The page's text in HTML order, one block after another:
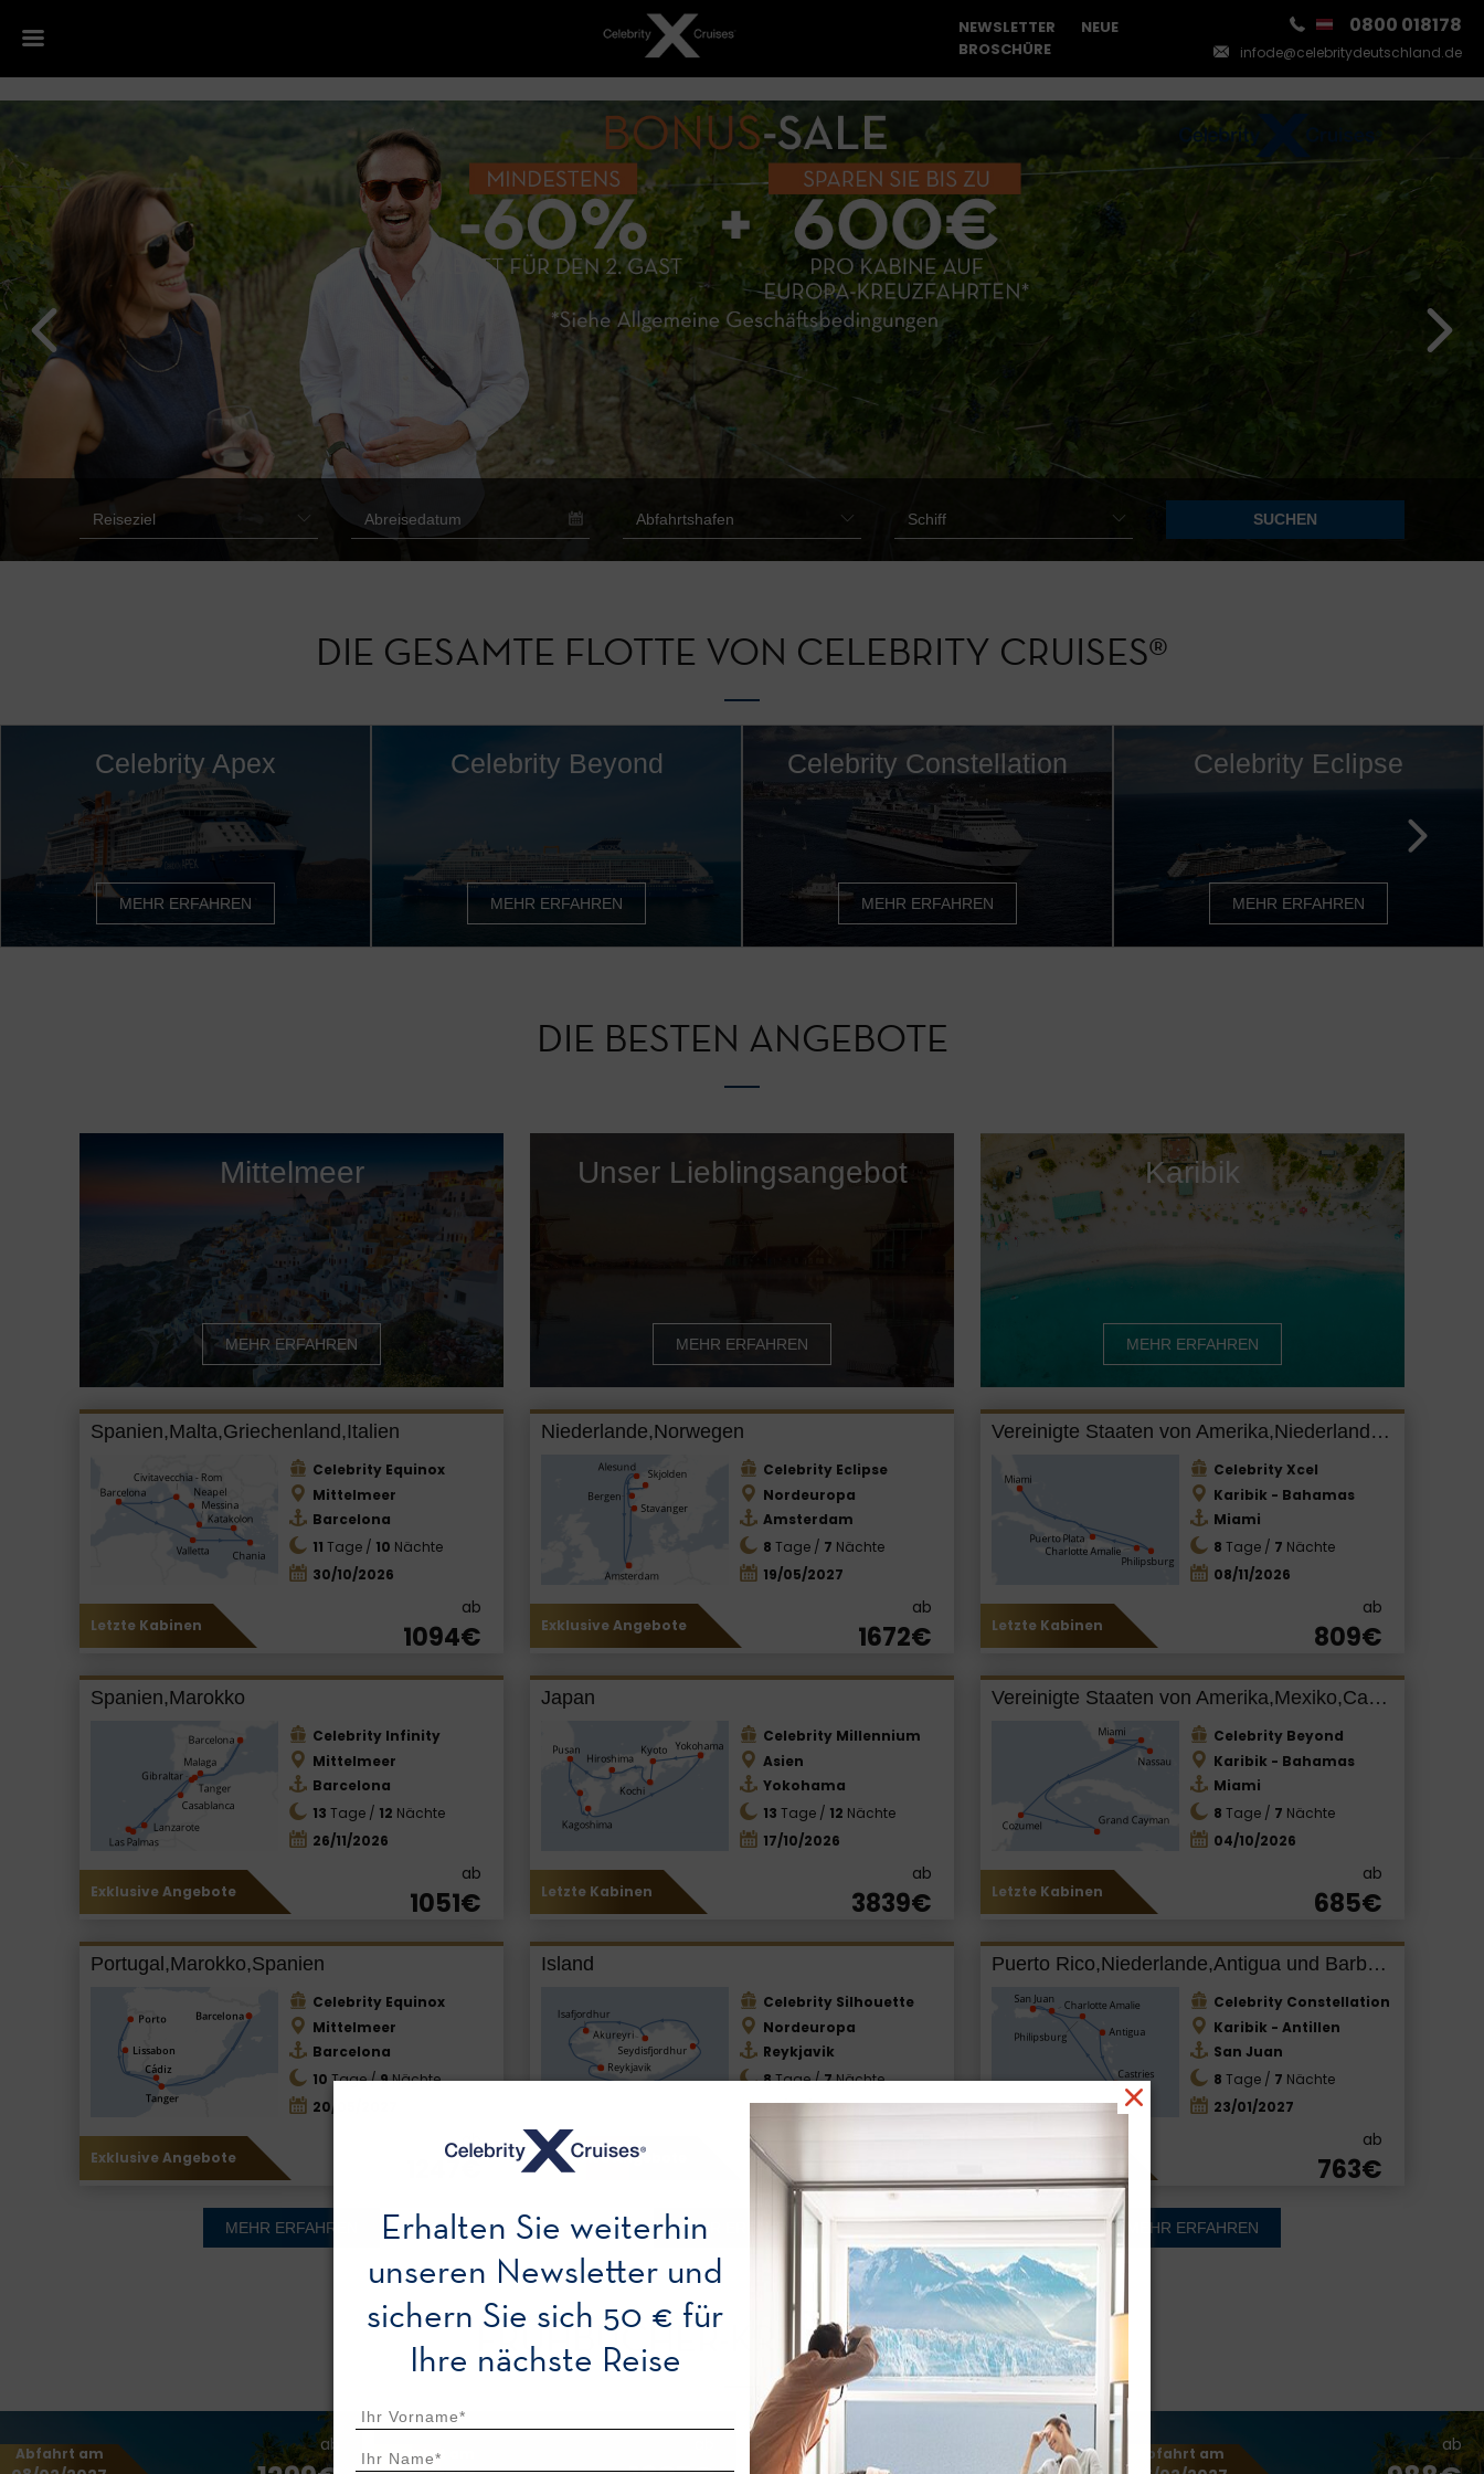
NEWSLETTER
NEUE
BROSCHÜRE
0800 018178
infode@celebritydeutschland.de
DIE GESAMTE FLOTTE VON CELEBRITY CRUISES®
Celebrity Apex
MEHR ERFAHREN
Celebrity Beyond
MEHR ERFAHREN
Celebrity Constellation
MEHR ERFAHREN
Celebrity Eclipse
MEHR ERFAHREN
DIE BESTEN ANGEBOTE
Mittelmeer
MEHR ERFAHREN
Spanien,Malta,Griechenland,Italien
Celebrity Equinox
Mittelmeer
Barcelona
11 Tage / 10 Nächte
30/10/2026
Letzte Kabinen
ab
1094€
Spanien,Marokko
Celebrity Infinity
Mittelmeer
Barcelona
13 Tage / 12 Nächte
26/11/2026
Exklusive Angebote
ab
1051€
Portugal,Marokko,Spanien
Celebrity Equinox
Mittelmeer
Barcelona
10 Tage /9Nächte
20/05/2027
Exklusive Angebote
ab
1247€
MEHR ERFAHREN
Unser Lieblingsangebot
MEHR ERFAHREN
Niederlande,Norwegen
Celebrity Eclipse
Nordeuropa
Amsterdam
8 Tage / 7 Nächte
19/05/2027
Exklusive Angebote
ab
1672€
Japan
Celebrity Millennium
Asien
Yokohama
13 Tage / 12 Nächte
17/10/2026
Letzte Kabinen
ab
3839€
Island
Celebrity Silhouette
Nordeuropa
Reykjavik
8Tage /7Nächte
03/07/2027
Exklusive Angebote
MEHR ERFAHREN
Karibik
MEHR ERFAHREN
Vereinigte Staaten von Amerika,Niederlande,Dominikanische Republik
Celebrity Xcel
Karibik - Bahamas
Miami
8 Tage / 7 Nächte
08/11/2026
Letzte Kabinen
ab
809€
Vereinigte Staaten von Amerika,Mexiko,Cayman Islands,Bahamas
Celebrity Beyond
Karibik - Bahamas
Miami
8 Tage / 7 Nächte
04/10/2026
Letzte Kabinen
ab
685€
Puerto Rico,Niederlande,Antigua und Barbuda,Saint Lucia,Barbados
Celebrity Constellation
Karibik - Antillen
San Juan
8 Tage / 7 Nächte
23/01/2027
ab
763€
MEHR ERFAHREN
FRÜHBUCHER-KREUZFAHRTEN
Abfahrt am ab Abfahrt am Abfahrt am ab Abfahrt am ab
Erhalten Sie weiterhin
unseren Newsletter und
sichern Sie sich 50 € für
Ihre nächste Reise